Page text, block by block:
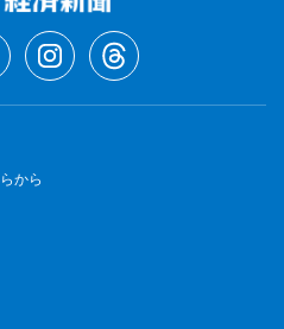
から